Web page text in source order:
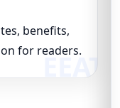
benefits,
for readers.